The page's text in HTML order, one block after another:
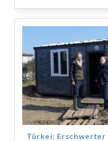
Türkei: Erschwerter